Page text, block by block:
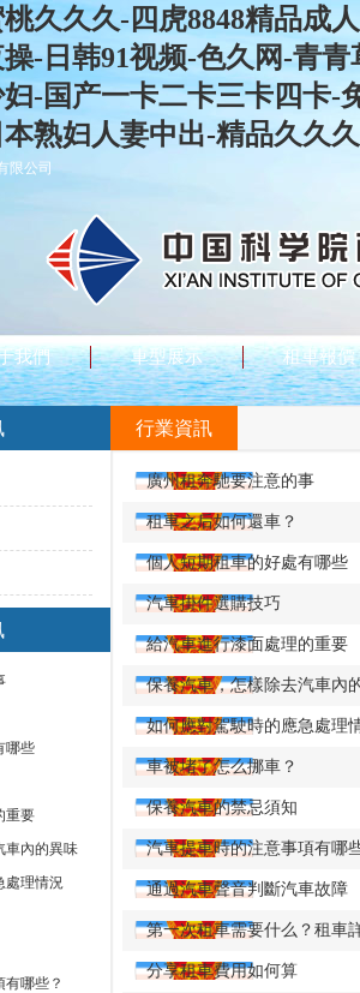
久久久-四虎8848精品成
-日韩91视频-色久网-青
-国产一卡二卡三卡四卡-
熟妇人妻中出-精品久久
限公司
我們 車型展示 租車報價
哪些
重要
車內的異味
處理情況
哪些？
行業資訊
廣州租奔馳要注意的事
租車之后如何還車？
個人短期租車的好處有哪些
汽車掛件選購技巧
給汽車進行漆面處理的重要
保養汽車，怎樣除去汽車內
如何應對駕駛時的應急處理
車被堵了怎么挪車？
保養汽車的禁忌須知
汽車提車時的注意事項有哪
通過汽車聲音判斷汽車故障
第一次租車需要什么？租車
分享租車費用如何算